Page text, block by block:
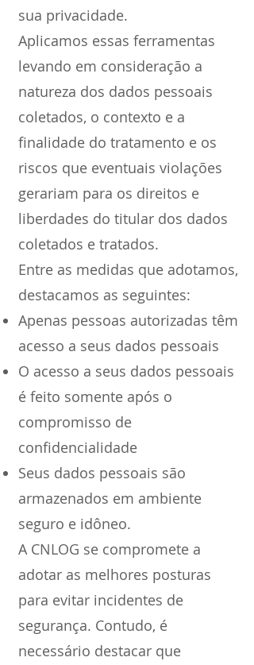
sua privacidade.
Aplicamos essas ferramentas
levando em consideração a
natureza dos dados pessoais
coletados, o contexto e a
finalidade do tratamento e os
riscos que eventuais violações
gerariam para os direitos e
liberdades do titular dos dados
coletados e tratados.
Entre as medidas que adotamos,
destacamos as seguintes:
Apenas pessoas autorizadas têm
acesso a seus dados pessoais
O acesso a seus dados pessoais
é feito somente após o
compromisso de
confidencialidade
Seus dados pessoais são
armazenados em ambiente
seguro e idôneo.
A CNLOG se compromete a
adotar as melhores posturas
para evitar incidentes de
segurança. Contudo, é
necessário destacar que